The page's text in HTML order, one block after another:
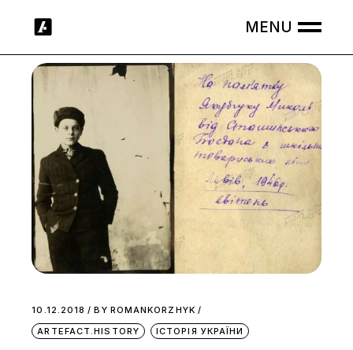
10.12.2018 BY ROMANKORZHYK
ARTEFACT.HISTORY
ІСТОРІЯ УКРАЇНИ